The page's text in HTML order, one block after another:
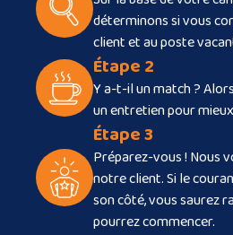
déterminons si vous
client et au poste
Étape 2
Y a-t-il un match ?
un entretien pour
Étape 3
Préparez-vous ! Nous
notre client. Si le
son côté, vous saurez
pourrez commencer.